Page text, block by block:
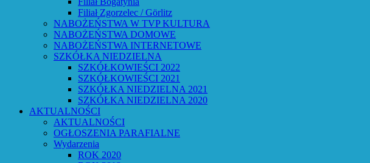
Filiał Zgorzelec / Görlitz
NABOŻEŃSTWA W TVP KULTURA
NABOŻEŃSTWA DOMOWE
NABOŻEŃSTWA INTERNETOWE
SZKÓŁKA NIEDZIELNA
SZKÓŁKOWIEŚCI 2022
SZKÓŁKOWIEŚCI 2021
SZKÓŁKA NIEDZIELNA 2021
SZKÓŁKA NIEDZIELNA 2020
AKTUALNOŚCI
AKTUALNOŚCI
OGŁOSZENIA PARAFIALNE
Wydarzenia
ROK 2020